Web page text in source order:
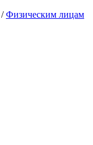
/Физическим лицам